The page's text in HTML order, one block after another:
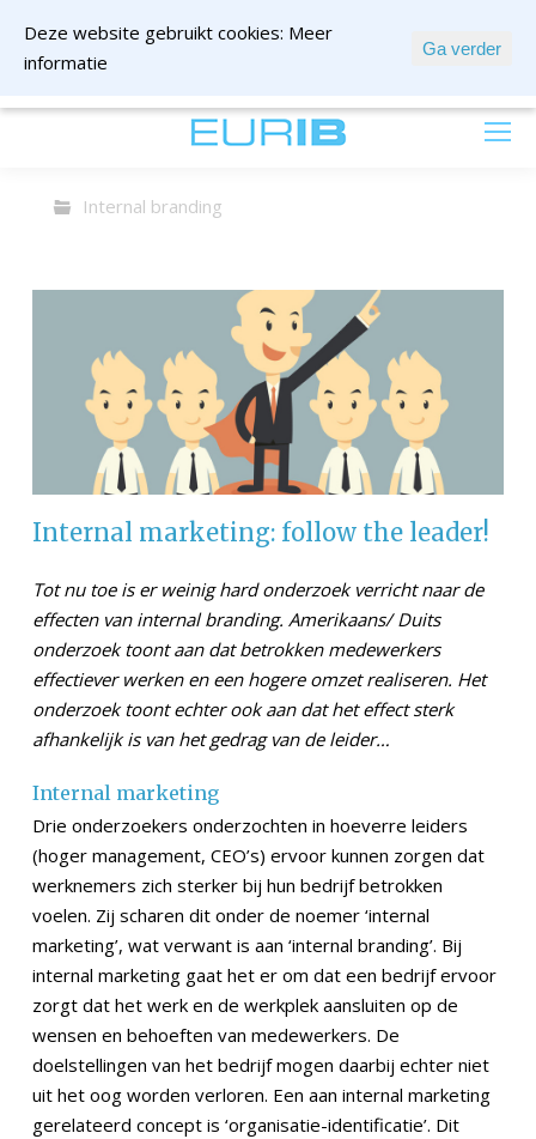
Internal branding
Internal marketing: follow the leader!
Tot nu toe is er weinig hard onderzoek verricht naar de
effecten van internal branding. Amerikaans/ Duits
onderzoek toont aan dat betrokken medewerkers
effectiever werken en een hogere omzet realiseren. Het
onderzoek toont echter ook aan dat het effect sterk
afhankelijk is van het gedrag van de leider…
Internal marketing
Drie onderzoekers onderzochten in hoeverre leiders
(hoger management, CEO’s) ervoor kunnen zorgen dat
werknemers zich sterker bij hun bedrijf betrokken
voelen. Zij scharen dit onder de noemer ‘internal
marketing’, wat verwant is aan ‘internal branding’. Bij
internal marketing gaat het er om dat een bedrijf ervoor
zorgt dat het werk en de werkplek aansluiten op de
wensen en behoeften van medewerkers. De
doelstellingen van het bedrijf mogen daarbij echter niet
uit het oog worden verloren. Een aan internal marketing
gerelateerd concept is ‘organisatie-identificatie’. Dit
Deze website gebruikt cookies: Meer
informatie
Ga verder